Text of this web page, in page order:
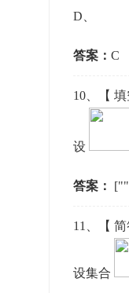
D
答案： C
10 、【 填
设
答案：
11 、【 简
设集合